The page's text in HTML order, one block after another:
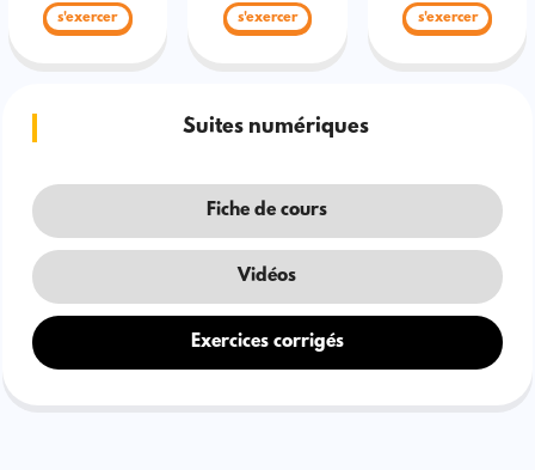
s'exercer s'exercer s'exercer
Suites numériques
Fiche de cours
Vidéos
Exercices corrigés